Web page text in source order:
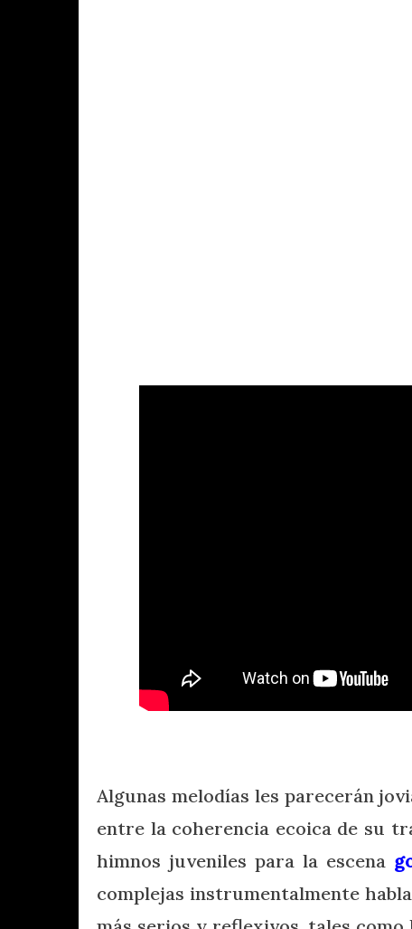
Algunas melodías les parecerán
entre la coherencia ecoica de su
himnos juveniles para la escena
complejas instrumentalmente